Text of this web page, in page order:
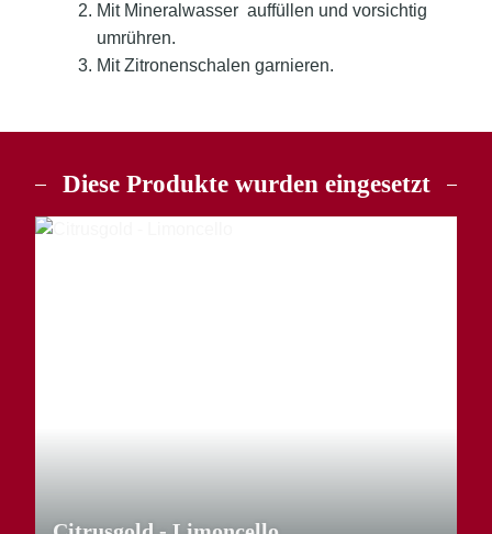
Mit Mineralwasser auffüllen und vorsichtig
umrühren.
Mit Zitronenschalen garnieren.
Diese Produkte wurden eingesetzt